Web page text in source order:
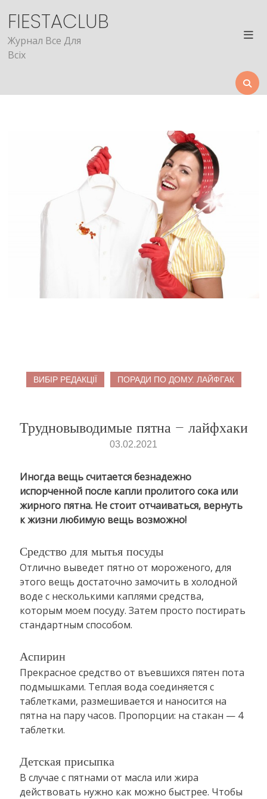
content
FIESTACLUB
Журнал Все Для
Всіх
ВИБІР РЕДАКЦІЇ ПОРАДИ ПО ДОМУ. ЛАЙФГАК
Трудновыводимые пятна – лайфхаки
03.02.2021
Иногда вещь считается безнадежно
испорченной после капли пролитого сока или
жирного пятна. Не стоит отчаиваться, вернуть
к жизни любимую вещь возможно!
Средство для мытья посуды
Отлично выведет пятно от мороженого, для
этого вещь достаточно замочить в холодной
воде с несколькими каплями средства,
которым моем посуду. Затем просто постирать
стандартным способом.
Аспирин
Прекрасное средство от въевшихся пятен пота
подмышками. Теплая вода соединяется с
таблетками, размешивается и наносится на
пятна на пару часов. Пропорции: на стакан — 4
таблетки.
Детская присыпка
В случае с пятнами от масла или жира
действовать нужно как можно быстрее. Чтобы